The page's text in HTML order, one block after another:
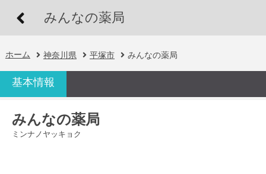
みんなの薬局
ホーム 神奈川県 平塚市 みんなの薬局
基本情報
みんなの薬局
ミンナノヤッキョク